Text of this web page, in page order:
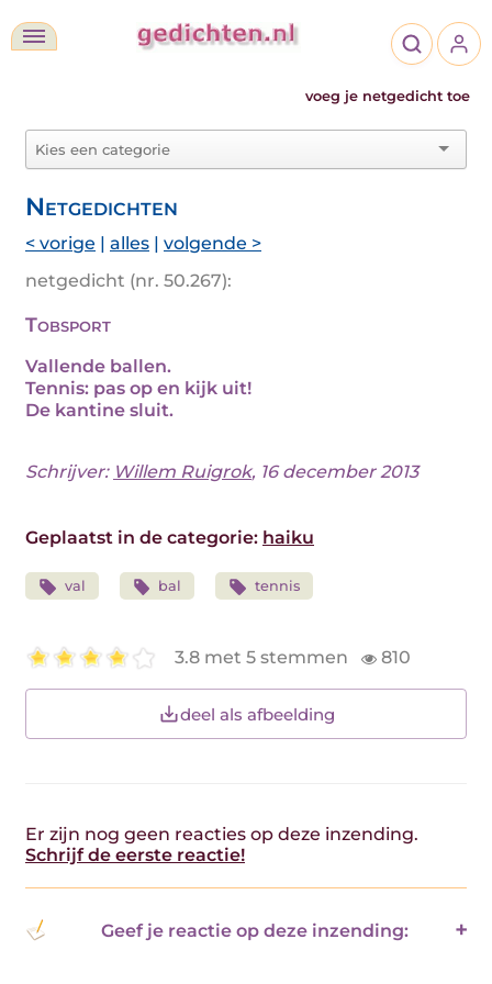
voeg je netgedicht toe
Netgedichten
< vorige | alles | volgende >
netgedicht (nr. 50.267):
Tobsport
Vallende ballen.
Tennis: pas op en kijk uit!
De kantine sluit.
Schrijver: Willem Ruigrok, 16 december 2013
Geplaatst in de categorie: haiku
val bal tennis
3.8 met 5 stemmen 810
deel als afbeelding
Er zijn nog geen reacties op deze inzending.
Schrijf de eerste reactie!
Geef je reactie op deze inzending: